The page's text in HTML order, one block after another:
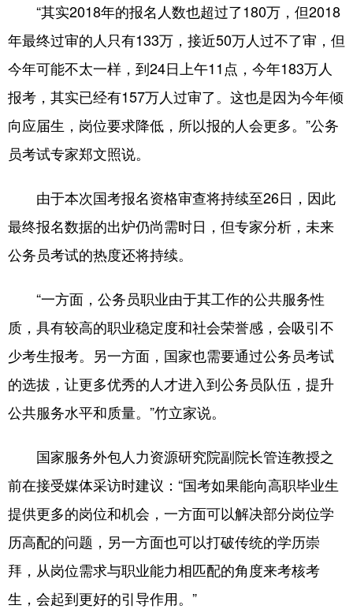
“其实2018年的报名人数也超过了180万，但2018
年最终过审的人只有133万，接近50万人过不了审，但
今年可能不太一样，到24日上午11点，今年183万人
报考，其实已经有157万人过审了。这也是因为今年倾
向应届生，岗位要求降低，所以报的人会更多。”公务
员考试专家郑文照说。
由于本次国考报名资格审查将持续至26日，因此
最终报名数据的出炉仍尚需时日，但专家分析，未来
公务员考试的热度还将持续。
“一方面，公务员职业由于其工作的公共服务性
质，具有较高的职业稳定度和社会荣誉感，会吸引不
少考生报考。另一方面，国家也需要通过公务员考试
的选拔，让更多优秀的人才进入到公务员队伍，提升
公共服务水平和质量。”竹立家说。
国家服务外包人力资源研究院副院长管连教授之
前在接受媒体采访时建议：“国考如果能向高职毕业生
提供更多的岗位和机会，一方面可以解决部分岗位学
历高配的问题，另一方面也可以打破传统的学历崇
拜，从岗位需求与职业能力相匹配的角度来考核考
生，会起到更好的引导作用。”